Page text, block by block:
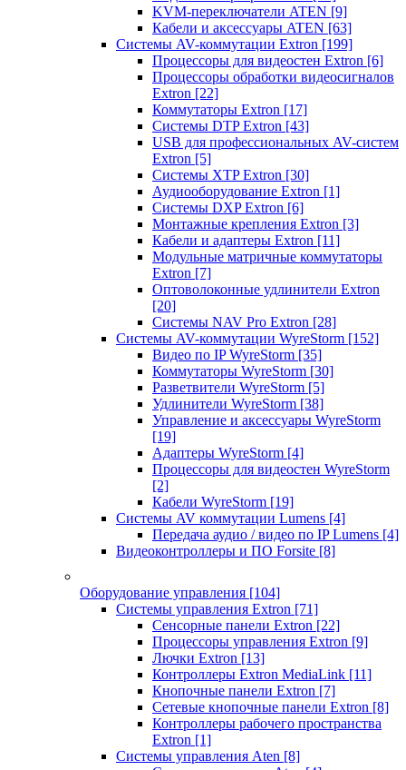
KVM-переключатели ATEN [9]
Кабели и аксессуары ATEN [63]
Системы AV-коммутации Extron [199]
Процессоры для видеостен Extron [6]
Процессоры обработки видеосигналов
Extron [22]
Коммутаторы Extron [17]
Системы DTP Extron [43]
USB для профессиональных AV-систем
Extron [5]
Системы XTP Extron [30]
Аудиооборудование Extron [1]
Системы DXP Extron [6]
Монтажные крепления Extron [3]
Кабели и адаптеры Extron [11]
Модульные матричные коммутаторы
Extron [7]
Оптоволоконные удлинители Extron
[20]
Системы NAV Pro Extron [28]
Системы AV-коммутации WyreStorm [152]
Видео по IP WyreStorm [35]
Коммутаторы WyreStorm [30]
Разветвители WyreStorm [5]
Удлинители WyreStorm [38]
Управление и аксессуары WyreStorm
[19]
Адаптеры WyreStorm [4]
Процессоры для видеостен WyreStorm
[2]
Кабели WyreStorm [19]
Системы AV коммутации Lumens [4]
Передача аудио / видео по IP Lumens [4]
Видеоконтроллеры и ПО Forsite [8]
Оборудование управления [104]
Системы управления Extron [71]
Сенсорные панели Extron [22]
Процессоры управления Extron [9]
Лючки Extron [13]
Контроллеры Extron MediaLink [11]
Кнопочные панели Extron [7]
Сетевые кнопочные панели Extron [8]
Контроллеры рабочего пространства
Extron [1]
Системы управления Aten [8]